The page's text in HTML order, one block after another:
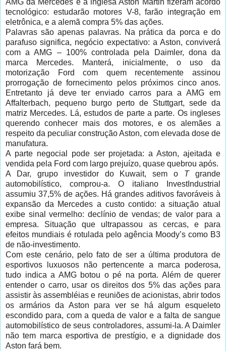
AMG da Mercedes e a inglesa Aston Martin fizeram acordo
tecnológico: estudarão motores V-8, farão integração em
eletrônica, e a alemã compra 5% das ações.
Palavras são apenas palavras. Na prática da porca e do
parafuso significa, negócio expectativo: a Aston, conviverá
com a AMG – 100% controlada pela Daimler, dona da
marca Mercedes. Manterá, inicialmente, o uso da
motorização Ford com quem recentemente assinou
prorrogação de fornecimento pelos próximos cinco anos.
Entretanto já deve ter enviado carros para a AMG em
Affalterbach, pequeno burgo perto de Stuttgart, sede da
matriz Mercedes. Lá, estudos de parte a parte. Os ingleses
querendo conhecer mais dos motores, e os alemães a
respeito da peculiar construção Aston, com elevada dose de
manufatura.
A parte negocial pode ser projetada: a Aston, ajeitada e
vendida pela Ford com largo prejuízo, quase quebrou após.
A Dar, grupo investidor do Kuwait, sem o
T
grande
automobilístico, comprou-a. O italiano InvestIndustrial
assumiu 37,5% de ações. Há grandes aditivos favoráveis à
expansão da Mercedes a custo contido: a situação atual
exibe sinal vermelho: declínio de vendas; de valor para a
empresa. Situação que ultrapassou as cercas, e para
efeitos mundiais é rotulada pelo agência Moody’s como B3
de não-investimento.
Com este cenário, pelo fato de ser a última produtora de
esportivos luxuosos não pertencente a marca poderosa,
tudo indica a AMG botou o pé na porta. Além de querer
entender o carro, usar os direitos dos 5% das ações para
assistir às assembléias e reuniões de acionistas, abrir todos
os armários da Aston para ver se há algum esqueleto
escondido para, com a queda de valor e a falta de sangue
automobilístico de seus controladores, assumi-la. A Daimler
não tem marca esportiva de prestígio, e a dignidade dos
Aston fará bem.